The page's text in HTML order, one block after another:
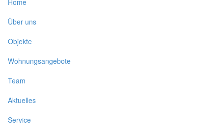
Über uns
Objekte
Wohnungsangebote
Team
Aktuelles
Service